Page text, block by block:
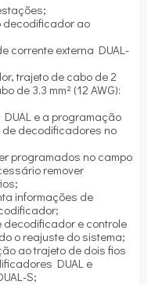
decodificador ao
corrente externa DUAL-
trajeto de cabo de 2
de 3.3 mm² (12 AWG):
e a programação
decodificadores no
programados no campo
remover
informações de
e controle
o reajuste do sistema;
ao trajeto de dois fios
DUAL e
S;